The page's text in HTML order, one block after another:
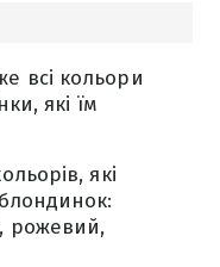
всі кольори
які їм
які
рожевий,